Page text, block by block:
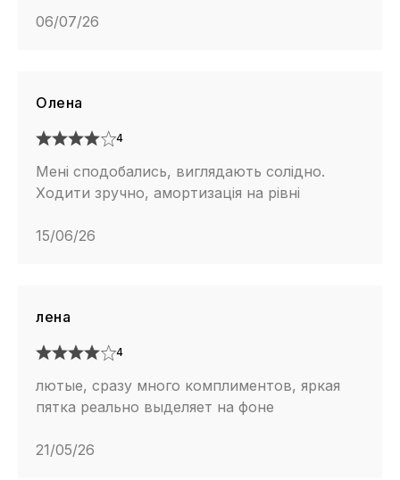
06/07/26
Олена
4
Мені сподобались, виглядають солідно.
Ходити зручно, амортизація на рівні
15/06/26
лена
4
лютые, сразу много комплиментов, яркая
пятка реально выделяет на фоне
21/05/26